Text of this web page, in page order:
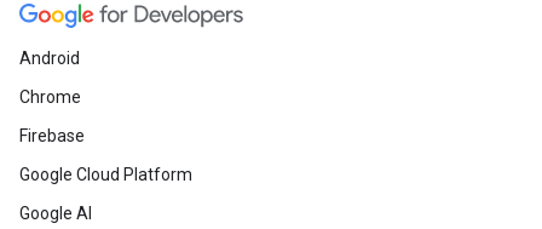
Android
Chrome
Firebase
Google Cloud Platform
Google AI